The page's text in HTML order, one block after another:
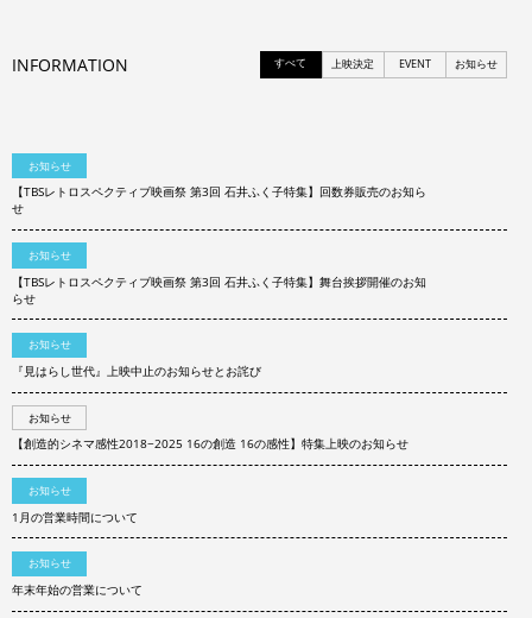
INFORMATION すべて 上映決定 EVENT お知らせ
お知らせ
【TBSレトロスペクティブ映画祭 第3回 石井ふく子特集】回数券販売のお知ら
せ
お知らせ
【TBSレトロスペクティブ映画祭 第3回 石井ふく子特集】舞台挨拶開催のお知
らせ
お知らせ
『見はらし世代』上映中止のお知らせとお詫び
お知らせ
【創造的シネマ感性2018−2025 16の創造 16の感性】特集上映のお知らせ
お知らせ
1月の営業時間について
お知らせ
年末年始の営業について